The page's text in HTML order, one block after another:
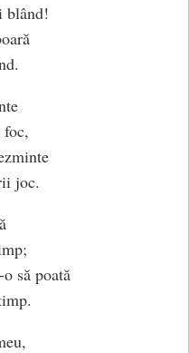
blând!
joc.
să poată